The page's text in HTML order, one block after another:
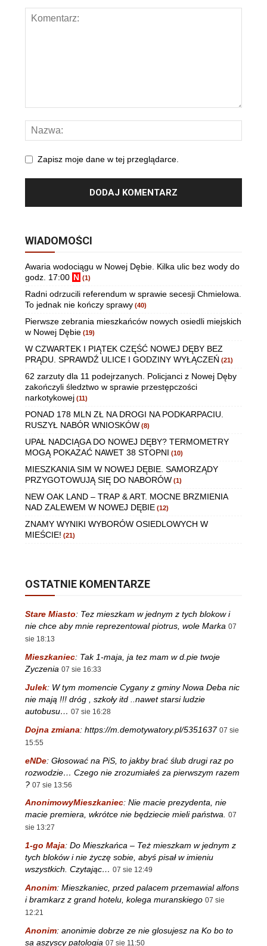
Zapisz moje dane w tej przeglądarce.
WIADOMOŚCI
Awaria wodociągu w Nowej Dębie. Kilka ulic bez wody do
godz. 17:00 N (1)
Radni odrzucili referendum w sprawie secesji Chmielowa.
To jednak nie kończy sprawy (40)
Pierwsze zebrania mieszkańców nowych osiedli miejskich
w Nowej Dębie (19)
W CZWARTEK I PIĄTEK CZĘŚĆ NOWEJ DĘBY BEZ
PRĄDU. SPRAWDŹ ULICE I GODZINY WYŁĄCZEŃ (21)
62 zarzuty dla 11 podejrzanych. Policjanci z Nowej Dęby
zakończyli śledztwo w sprawie przestępczości
narkotykowej (11)
PONAD 178 MLN ZŁ NA DROGI NA PODKARPACIU.
RUSZYŁ NABÓR WNIOSKÓW (8)
UPAŁ NADCIĄGA DO NOWEJ DĘBY? TERMOMETRY
MOGĄ POKAZAĆ NAWET 38 STOPNI (10)
MIESZKANIA SIM W NOWEJ DĘBIE. SAMORZĄDY
PRZYGOTOWUJĄ SIĘ DO NABORÓW (1)
NEW OAK LAND – TRAP & ART. MOCNE BRZMIENIA
NAD ZALEWEM W NOWEJ DĘBIE (12)
ZNAMY WYNIKI WYBORÓW OSIEDLOWYCH W
MIEŚCIE! (21)
OSTATNIE KOMENTARZE
Stare Miasto: Tez mieszkam w jednym z tych blokow i
nie chce aby mnie reprezentowal piotrus, wole Marka 07
sie 18:13
Mieszkaniec: Tak 1-maja, ja tez mam w d.pie twoje
Zyczenia 07 sie 16:33
Julek: W tym momencie Cygany z gminy Nowa Deba nic
nie mają !!! dróg , szkoły itd ..nawet starsi ludzie
autobusu… 07 sie 16:28
Dojna zmiana: https://m.demotywatory.pl/5351637 07 sie
15:55
eNDe: Głosować na PiS, to jakby brać ślub drugi raz po
rozwodzie… Czego nie zrozumiałeś za pierwszym razem
? 07 sie 13:56
AnonimowyMieszkaniec: Nie macie prezydenta, nie
macie premiera, wkrótce nie będziecie mieli państwa. 07
sie 13:27
1-go Maja: Do Mieszkańca – Też mieszkam w jednym z
tych bloków i nie życzę sobie, abyś pisał w imieniu
wszystkich. Czytając… 07 sie 12:49
Anonim: Mieszkaniec, przed palacem przemawial alfons
i bramkarz z grand hotelu, kolega muranskiego 07 sie
12:21
Anonim: anonimie dobrze ze nie glosujesz na Ko bo to
sa aszyscy patologia 07 sie 11:50